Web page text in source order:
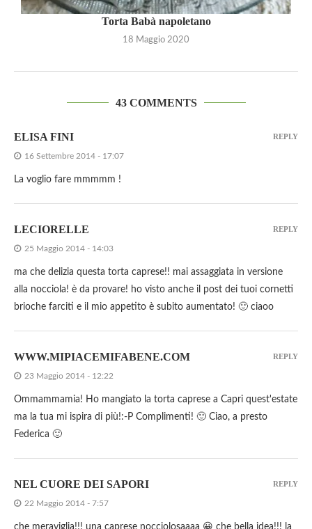
Torta Babà napoletano
18 Maggio 2020
43 COMMENTS
ELISA FINI
16 Settembre 2014 - 17:07
La voglio fare mmmmm !
REPLY
LECIORELLE
25 Maggio 2014 - 14:03
ma che delizia questa torta caprese!! mai assaggiata in versione
alla nocciola! è da provare! ho visto anche il post dei tuoi cornetti
brioche farciti e il mio appetito è subito aumentato! 🙂 ciaoo
REPLY
WWW.MIPIACEMIFABENE.COM
23 Maggio 2014 - 12:22
Ommammamia! Ho mangiato la torta caprese a Capri quest'estate
ma la tua mi ispira di più!:-P Complimenti! 🙂 Ciao, a presto
Federica 🙂
REPLY
NEL CUORE DEI SAPORI
22 Maggio 2014 - 7:57
REPLY